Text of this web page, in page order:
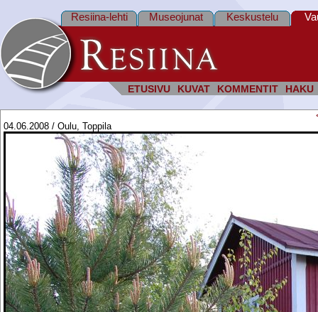
ETUSIVU KUVAT KOMMENTIT HAKU
Resiina-lehti Museojunat Keskustelu
04.06.2008 / Oulu, Toppila